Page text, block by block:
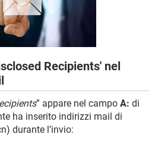
Recipients' nel
” appare nel campo A: di
ha inserito indirizzi mail di
durante l’invio: